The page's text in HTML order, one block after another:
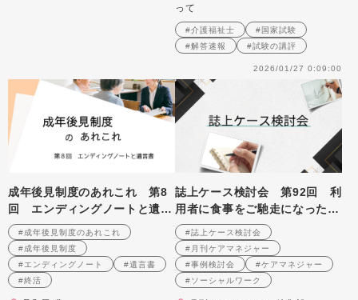
って
#介護福祉士
#国家試験
#解答速報
#試験の講評
2026/01/27 0:09:00
成年後見制度のあれこれ 第8
回 エンディングノートと遺言
書
#成年後見制度のあれこれ
#成年後見制度
#エンディングノート
#遺言書
#終活
誌上ケース検討会 第92回 利
用者に食事をご馳走になったヘ
ルパーへの対応を考える
（2008年1月号掲載）
#誌上ケース検討会
#月刊ケアマネジャー
#事例検討会
#ケアマネジャー
#ソーシャルワーク